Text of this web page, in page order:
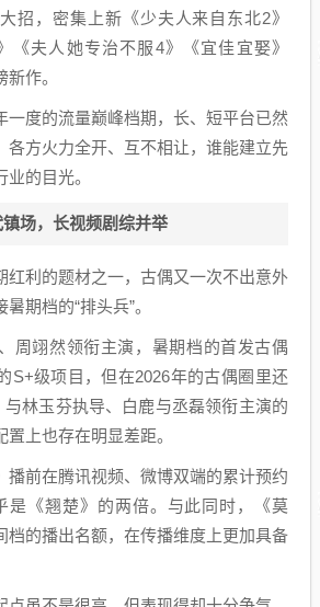
招，密集上新《少夫人来自东北2》
《夫人她专治不服4》《宜佳宜娶》
新作。
一度的流量巅峰档期，长、短平台已然
各方火力全开、互不相让，谁能建立先
的目光。
场，长视频剧综并举
红利的题材之一，古偶又一次不出意外
期档的“排头兵”。
周翊然领衔主演，暑期档的首发古偶
S+级项目，但在2026年的古偶圈里还
与林玉芬执导、白鹿与丞磊领衔主演的
置上也存在明显差距。
播前在腾讯视频、微博双端的累计预约
是《翘楚》的两倍。与此同时，《莫
档的播出名额，在传播维度上更加具备